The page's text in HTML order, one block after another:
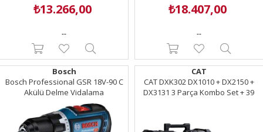
₺13.266,00
--
₺18.407,00
--
Bosch
Bosch Professional GSR 18V-90 C
Akülü Delme Vidalama
CAT
CAT DXK302 DX1010 + DX2150 +
DX3131 3 Parça Kombo Set + 39